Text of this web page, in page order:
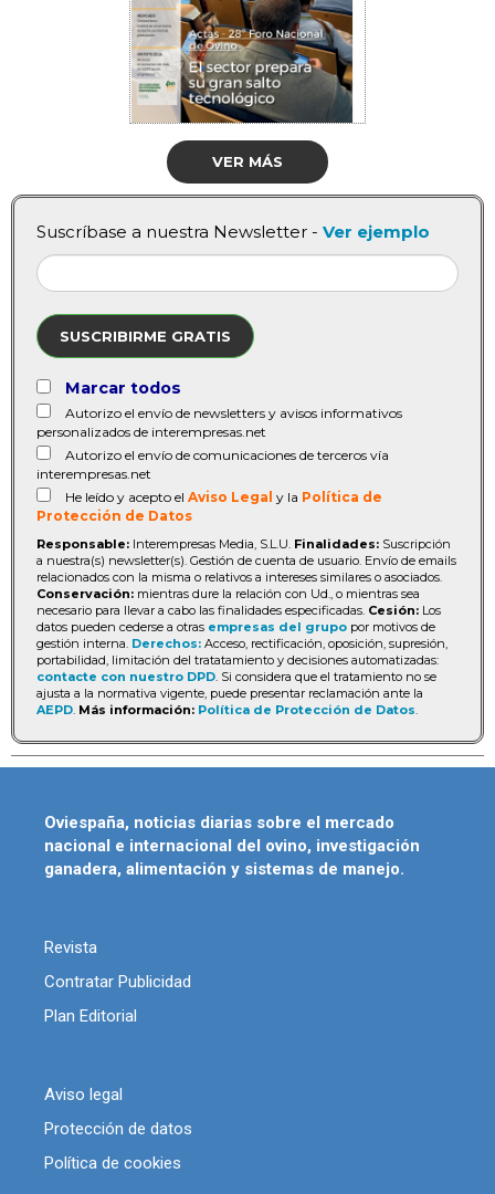
VER MÁS
Suscríbase a nuestra Newsletter - Ver ejemplo
SUSCRIBIRME GRATIS
Marcar todos
Autorizo el envío de newsletters y avisos informativos
personalizados de interempresas.net
Autorizo el envío de comunicaciones de terceros vía
interempresas.net
He leído y acepto el Aviso Legal y la Política de
Protección de Datos
Responsable: Interempresas Media, S.L.U. Finalidades: Suscripción
a nuestra(s) newsletter(s). Gestión de cuenta de usuario. Envío de emails
relacionados con la misma o relativos a intereses similares o asociados.
Conservación: mientras dure la relación con Ud., o mientras sea
necesario para llevar a cabo las finalidades especificadas. Cesión: Los
datos pueden cederse a otras empresas del grupo por motivos de
gestión interna. Derechos: Acceso, rectificación, oposición, supresión,
portabilidad, limitación del tratatamiento y decisiones automatizadas:
contacte con nuestro DPD . Si considera que el tratamiento no se
ajusta a la normativa vigente, puede presentar reclamación ante la
AEPD Más información: Política de Protección de Datos
Oviespaña, noticias diarias sobre el mercado
nacional e internacional del ovino, investigación
ganadera, alimentación y sistemas de manejo.
Revista
Contratar Publicidad
Plan Editorial
Aviso legal
Protección de datos
Política de cookies